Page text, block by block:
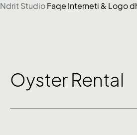
Ndrit Studio Faqe Interneti & Logo
Oyster Rental